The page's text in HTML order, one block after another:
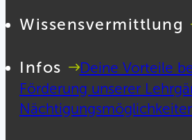
Wissensvermittlung
Infos
Deine Vorteile
Förderung unserer